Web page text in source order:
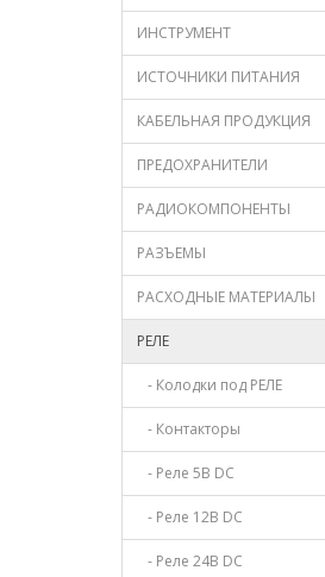
ИНСТРУМЕНТ
ИСТОЧНИКИ ПИТАНИЯ
КАБЕЛЬНАЯ ПРОДУКЦИЯ
ПРЕДОХРАНИТЕЛИ
РАДИОКОМПОНЕНТЫ
РАЗЪЕМЫ
РАСХОДНЫЕ МАТЕРИАЛЫ
РЕЛЕ
- Колодки под РЕЛЕ
- Контакторы
- Реле 5В DC
- Реле 12В DC
- Реле 24В DC